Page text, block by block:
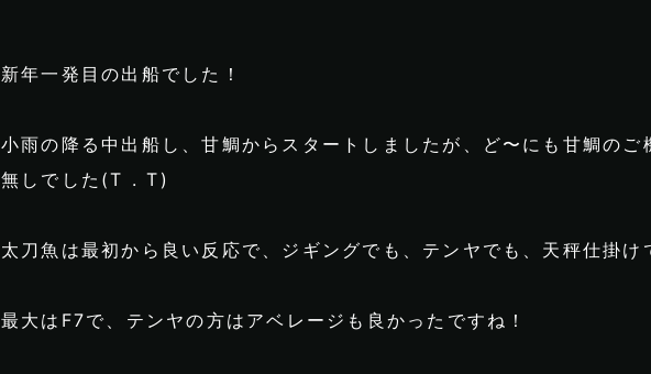
新年一発目の出船でした！
小雨の降る中出船し、甘鯛からスタートしましたが、ど〜にも甘鯛のご
無しでした(T . T)
太刀魚は最初から良い反応で、ジギングでも、テンヤでも、天秤仕掛け
最大はF7で、テンヤの方はアベレージも良かったですね！